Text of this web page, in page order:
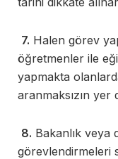
7. Halen görev
öğretmenler ile
yapmakta
aranmaksızın
8. Bakanlık
görevlendirmeleri